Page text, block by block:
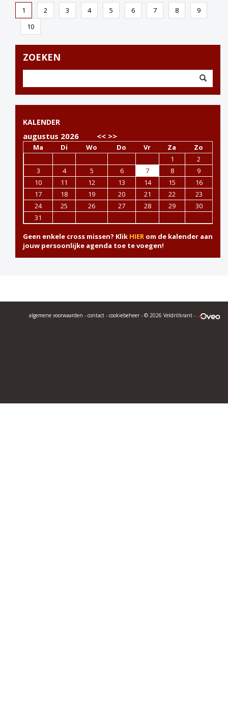
1 2 3 4 5 6 7 8
9
10
ZOEKEN
KALENDER
augustus 2026 << >>
Ma Di Wo Do Vr Za
Zo
1
2
3
4 5 6 7 8
9
10
11 12 13 14 15
16
17
18 19 20 21 22
23
24
25 26 27 28 29
30
31
Geen enkele cross missen? Klik HIER om de kalender aan
jouw persoonlijke agenda toe te voegen!
algemene voorwaarden - contact - cookiebeheer - © 2026 Veldritkrant -